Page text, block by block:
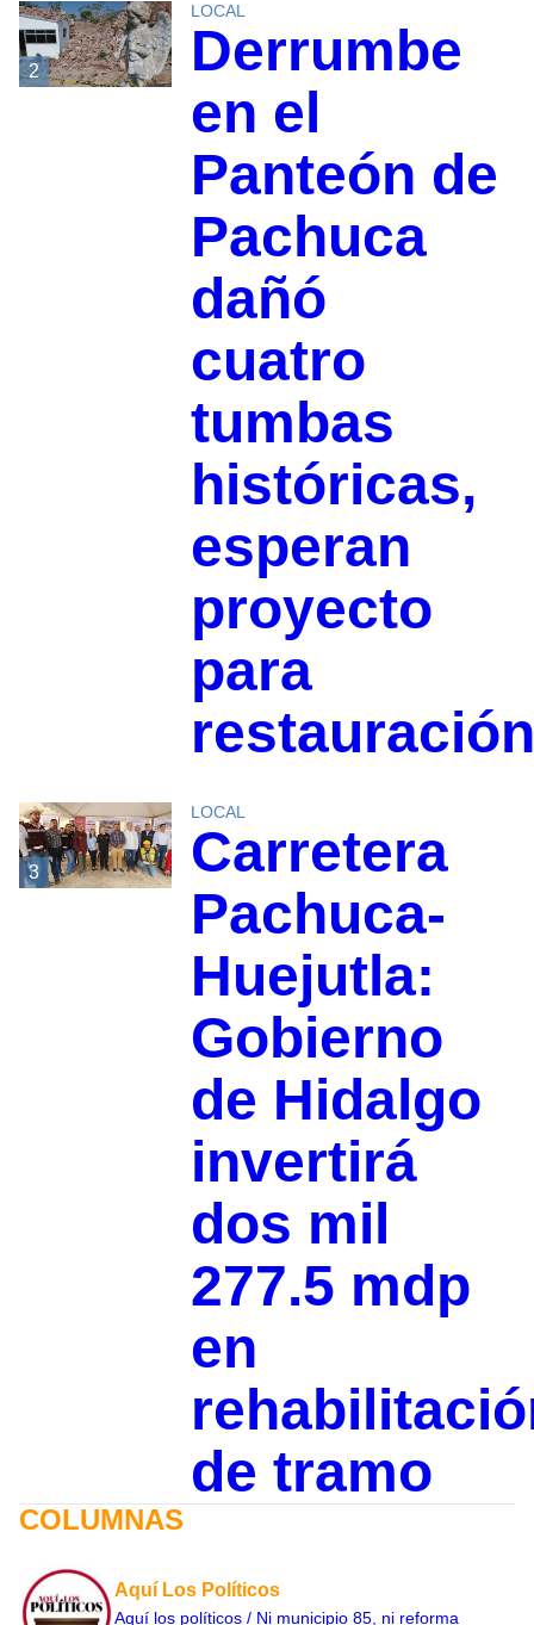
2
LOCAL
Derrumbe
en el
Panteón de
Pachuca
dañó
cuatro
tumbas
históricas,
esperan
proyecto
para
restauración
3
LOCAL
Carretera
Pachuca-
Huejutla:
Gobierno
de Hidalgo
invertirá
dos mil
277.5 mdp
en
de tramo
COLUMNAS
Aquí Los Políticos
Aquí los políticos / Ni municipio 85, ni reforma